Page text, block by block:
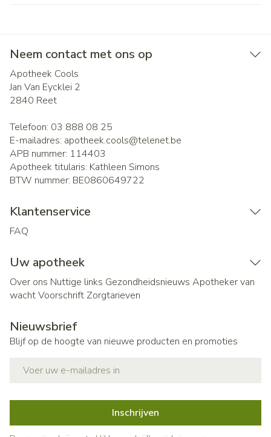
Neem contact met ons op
Apotheek Cools
Jan Van Eycklei 2
2840 Reet
Telefoon: 03 888 08 25
E-mailadres: apotheek.cools@telenet.be
APB nummer: 114403
Apotheek titularis: Kathleen Simons
BTW nummer: BE0860649722
Klantenservice
FAQ
Uw apotheek
Over ons Nuttige links Gezondheidsnieuws Apotheker van
wachtVoorschrift Zorgtarieven
Nieuwsbrief
Blijf op de hoogte van nieuwe producten en promoties
Inschrijven